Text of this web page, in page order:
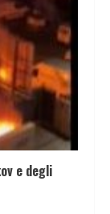
e degli